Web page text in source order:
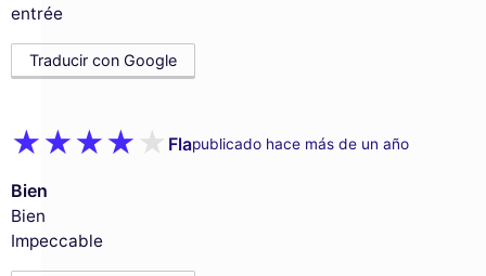
entrée
Traducir con Google
Flapublicado hace más de un año
Bien
Bien
Impeccable